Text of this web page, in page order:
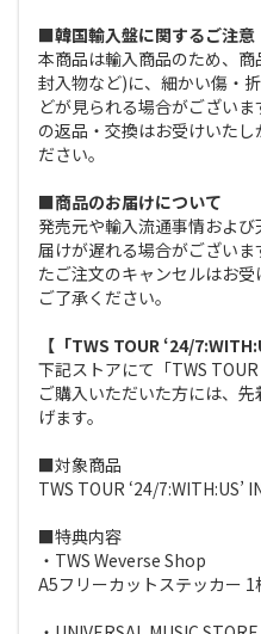
■韓国輸入盤に関するご注意
本商品は輸入商品のため、商
封入物など)に、細かい傷・
どが見られる場合がござい
の返品・交換はお受けいた
ださい。
■商品のお届けについて
発売元や輸入流通事情およ
届けが遅れる場合がござい
たご注文のキャンセルはお
ご了承ください。
【「TWS TOUR ‘24/
下記ストアにて「TWS TOUR
ご購入いただいた方には、
げます。
■対象商品
TWS TOUR ‘24/7:WITH:US’
■特典内容
・TWS Weverse Shop
A5フリーカットステッカー 1